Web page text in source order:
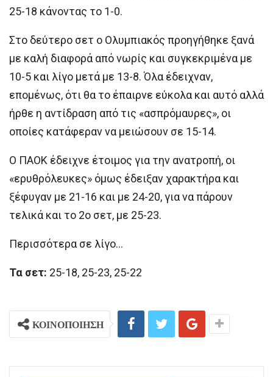
25-18 κάνοντας το 1-0.
Στο δεύτερο σετ ο Ολυμπιακός προηγήθηκε ξανά
με καλή διαφορά από νωρίς και συγκεκριμένα με
10-5 και λίγο μετά με 13-8. Όλα έδειχναν,
επομένως, ότι θα το έπαιρνε εύκολα και αυτό αλλά
ήρθε η αντίδραση από τις «ασπρόμαυρες», οι
οποίες κατάφεραν να μειώσουν σε 15-14.
Ο ΠΑΟΚ έδειχνε έτοιμος για την ανατροπή, οι
«ερυθρόλευκες» όμως έδειξαν χαρακτήρα και
ξέφυγαν με 21-16 και με 24-20, για να πάρουν
τελικά και το 2ο σετ, με 25-23.
Περισσότερα σε λίγο…
Τα σετ: 25-18, 25-23, 25-22
ΚΟΙΝΟΠΟΙΗΣΗ